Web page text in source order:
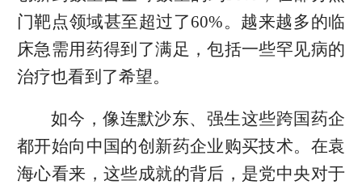
门靶点领域甚至超过了60%。越来越多的临
床急需用药得到了满足，包括一些罕见病的
治疗也看到了希望。
如今，像连默沙东、强生这些跨国药企
都开始向中国的创新药企业购买技术。在袁
海心看来，这些成就的背后，是党中央对于